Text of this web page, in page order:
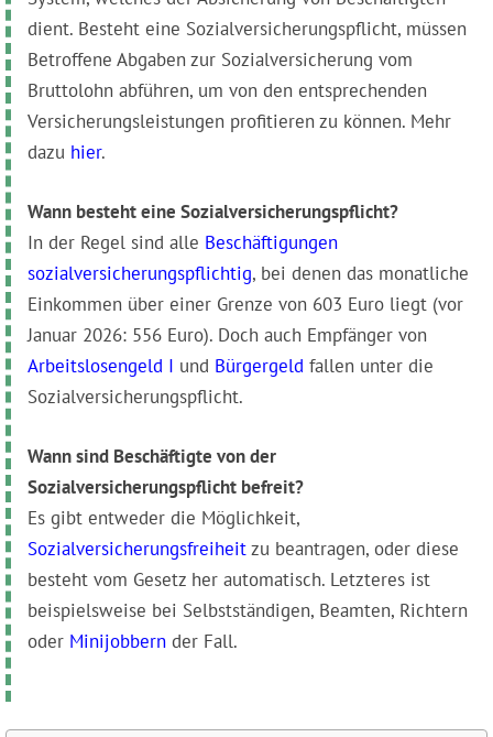
dient. Besteht eine Sozialversicherungspflicht, müssen
Betroffene Abgaben zur Sozialversicherung vom
Bruttolohn abführen, um von den entsprechenden
Versicherungsleistungen profitieren zu können. Mehr
dazu hier.
Wann besteht eine Sozialversicherungspflicht?
In der Regel sind alle Beschäftigungen
sozialversicherungspflichtig, bei denen das monatliche
Einkommen über einer Grenze von 603 Euro liegt (vor
Januar 2026: 556 Euro). Doch auch Empfänger von
Arbeitslosengeld I und Bürgergeld fallen unter die
Sozialversicherungspflicht.
Wann sind Beschäftigte von der
Sozialversicherungspflicht befreit?
Es gibt entweder die Möglichkeit,
Sozialversicherungsfreiheitzu beantragen, oder diese
besteht vom Gesetz her automatisch. Letzteres ist
beispielsweise bei Selbstständigen, Beamten, Richtern
oder Minijobbern der Fall.